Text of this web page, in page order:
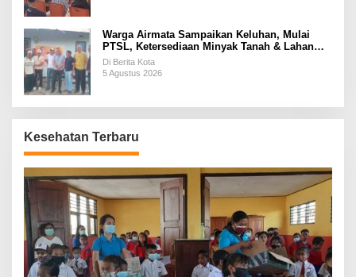
Warga Airmata Sampaikan Keluhan, Mulai
PTSL, Ketersediaan Minyak Tanah & Lahan
Pemakaman
Di Berita Kota
5 Agustus 2026
Kesehatan Terbaru